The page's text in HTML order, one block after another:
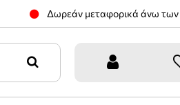
Δωρεάν μεταφορικά άνω των